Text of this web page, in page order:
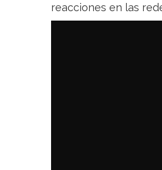
reacciones en las